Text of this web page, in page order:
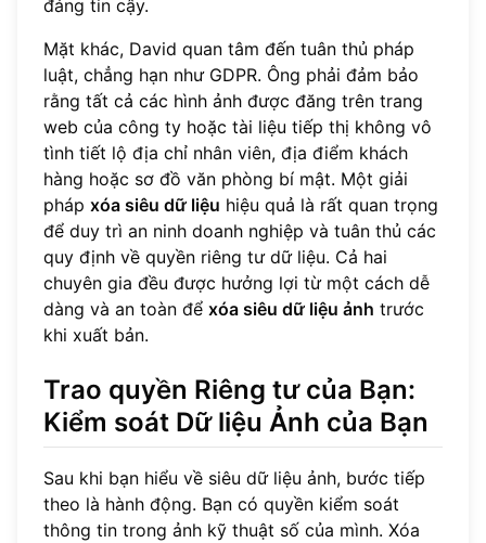
đáng tin cậy.
Mặt khác, David quan tâm đến tuân thủ pháp
luật, chẳng hạn như GDPR. Ông phải đảm bảo
rằng tất cả các hình ảnh được đăng trên trang
web của công ty hoặc tài liệu tiếp thị không vô
tình tiết lộ địa chỉ nhân viên, địa điểm khách
hàng hoặc sơ đồ văn phòng bí mật. Một giải
pháp xóa siêu dữ liệu hiệu quả là rất quan trọng
để duy trì an ninh doanh nghiệp và tuân thủ các
quy định về quyền riêng tư dữ liệu. Cả hai
chuyên gia đều được hưởng lợi từ một cách dễ
dàng và an toàn để xóa siêu dữ liệu ảnh trước
khi xuất bản.
Trao quyền Riêng tư của Bạn:
Kiểm soát Dữ liệu Ảnh của Bạn
Sau khi bạn hiểu về siêu dữ liệu ảnh, bước tiếp
theo là hành động. Bạn có quyền kiểm soát
thông tin trong ảnh kỹ thuật số của mình. Xóa